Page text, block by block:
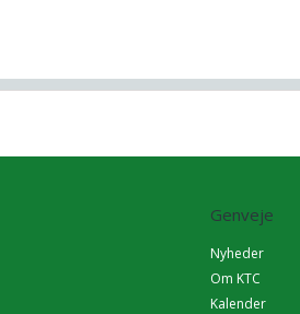
Genveje
Nyheder
Om KTC
Kalender